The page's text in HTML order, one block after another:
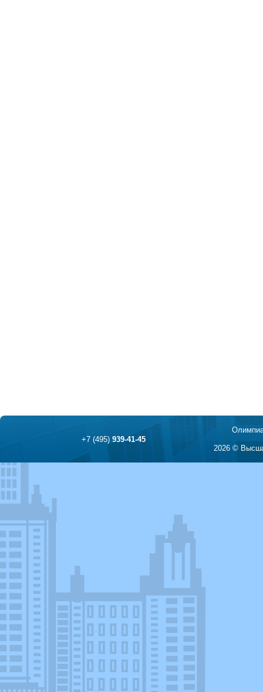
+7 (495)939-41-45
2026 ©